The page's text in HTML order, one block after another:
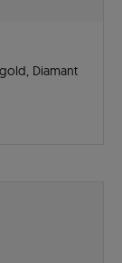
Diamant